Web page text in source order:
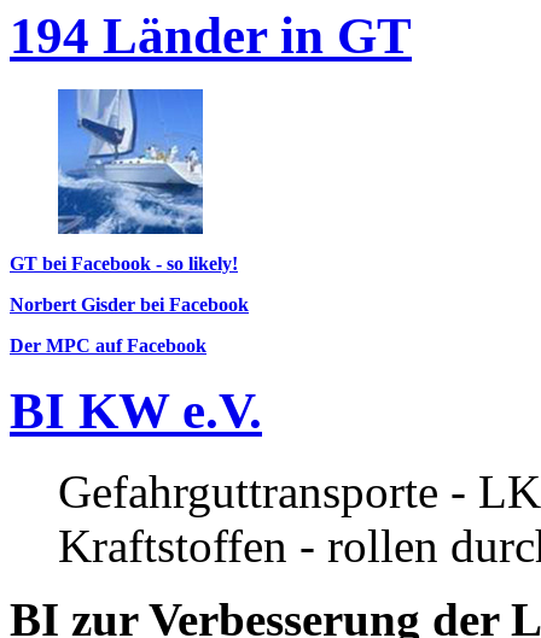
194 Länder in GT
GT bei Facebook - so likely!
Norbert Gisder bei Facebook
Der MPC auf Facebook
BI KW e.V.
Gefahrguttransporte -
Kraftstoffen - rollen
BI zur Verbesserung der